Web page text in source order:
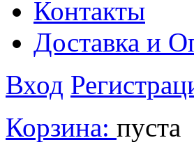
Контакты
Доставка и
Вход
Корзина: пуста